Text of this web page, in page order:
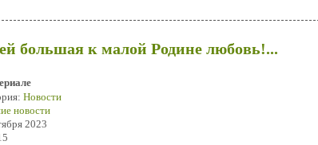
большая к малой Родине любовь!...
Новости
новости
2023